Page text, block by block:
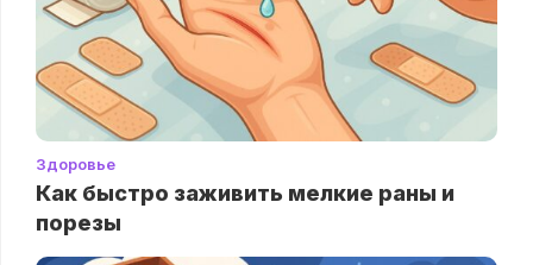
Здоровье
Как быстро заживить мелкие раны и
порезы